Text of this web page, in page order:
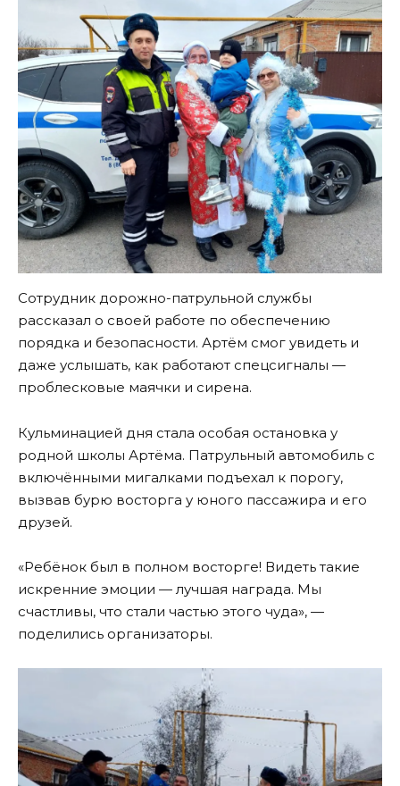
Сотрудник дорожно-патрульной службы
рассказал о своей работе по обеспечению
порядка и безопасности. Артём смог увидеть и
даже услышать, как работают спецсигналы —
проблесковые маячки и сирена.
Кульминацией дня стала особая остановка у
родной школы Артёма. Патрульный автомобиль с
включёнными мигалками подъехал к порогу,
вызвав бурю восторга у юного пассажира и его
друзей.
«Ребёнок был в полном восторге! Видеть такие
искренние эмоции — лучшая награда. Мы
счастливы, что стали частью этого чуда», —
поделились организаторы.